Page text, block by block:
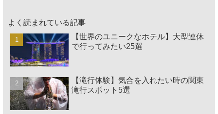
よく読まれている記事
【世界のユニークなホテル】大型連休
で行ってみたい25選
【滝行体験】気合を入れたい時の関東
滝行スポット5選